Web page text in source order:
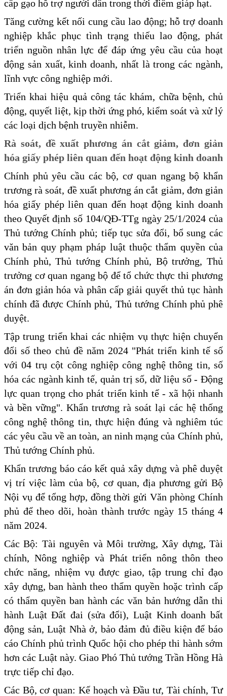
cấp gạo hỗ trợ người dân trong thời điểm giáp hạt.
Tăng cường kết nối cung cầu lao động; hỗ trợ doanh
nghiệp khắc phục tình trạng thiếu lao động, phát
triển nguồn nhân lực để đáp ứng yêu cầu của hoạt
động sản xuất, kinh doanh, nhất là trong các ngành,
lĩnh vực công nghiệp mới.
Triển khai hiệu quả công tác khám, chữa bệnh, chủ
động, quyết liệt, kịp thời ứng phó, kiểm soát và xử lý
các loại dịch bệnh truyền nhiễm.
Rà soát, đề xuất phương án cắt giảm, đơn giản
hóa giấy phép liên quan đến hoạt động kinh doanh
Chính phủ yêu cầu các bộ, cơ quan ngang bộ khẩn
trương rà soát, đề xuất phương án cắt giảm, đơn giản
hóa giấy phép liên quan đến hoạt động kinh doanh
theo Quyết định số 104/QĐ-TTg ngày 25/1/2024 của
Thủ tướng Chính phủ; tiếp tục sửa đổi, bổ sung các
văn bản quy phạm pháp luật thuộc thẩm quyền của
Chính phủ, Thủ tướng Chính phủ, Bộ trưởng, Thủ
trưởng cơ quan ngang bộ để tổ chức thực thi phương
án đơn giản hóa và phân cấp giải quyết thủ tục hành
chính đã được Chính phủ, Thủ tướng Chính phủ phê
duyệt.
Tập trung triển khai các nhiệm vụ thực hiện chuyển
đổi số theo chủ đề năm 2024 "Phát triển kinh tế số
với 04 trụ cột công nghiệp công nghệ thông tin, số
hóa các ngành kinh tế, quản trị số, dữ liệu số - Động
lực quan trọng cho phát triển kinh tế - xã hội nhanh
và bền vững". Khẩn trương rà soát lại các hệ thống
công nghệ thông tin, thực hiện đúng và nghiêm túc
các yêu cầu về an toàn, an ninh mạng của Chính phủ,
Thủ tướng Chính phủ.
Khẩn trương báo cáo kết quả xây dựng và phê duyệt
vị trí việc làm của bộ, cơ quan, địa phương gửi Bộ
Nội vụ để tổng hợp, đồng thời gửi Văn phòng Chính
phủ để theo dõi, hoàn thành trước ngày 15 tháng 4
năm 2024.
Các Bộ: Tài nguyên và Môi trường, Xây dựng, Tài
chính, Nông nghiệp và Phát triển nông thôn theo
chức năng, nhiệm vụ được giao, tập trung chỉ đạo
xây dựng, ban hành theo thẩm quyền hoặc trình cấp
có thẩm quyền ban hành các văn bản hướng dẫn thi
hành Luật Đất đai (sửa đổi), Luật Kinh doanh bất
động sản, Luật Nhà ở, bảo đảm đủ điều kiện để báo
cáo Chính phủ trình Quốc hội cho phép thi hành sớm
hơn các Luật này. Giao Phó Thủ tướng Trần Hồng Hà
trực tiếp chỉ đạo.
Các Bộ, cơ quan: Kế hoạch và Đầu tư, Tài chính, Tư